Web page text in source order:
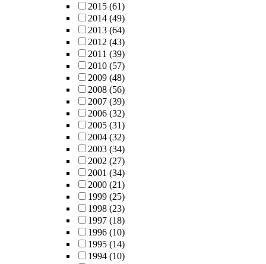
2015 (61)
2014 (49)
2013 (64)
2012 (43)
2011 (39)
2010 (57)
2009 (48)
2008 (56)
2007 (39)
2006 (32)
2005 (31)
2004 (32)
2003 (34)
2002 (27)
2001 (34)
2000 (21)
1999 (25)
1998 (23)
1997 (18)
1996 (10)
1995 (14)
1994 (10)